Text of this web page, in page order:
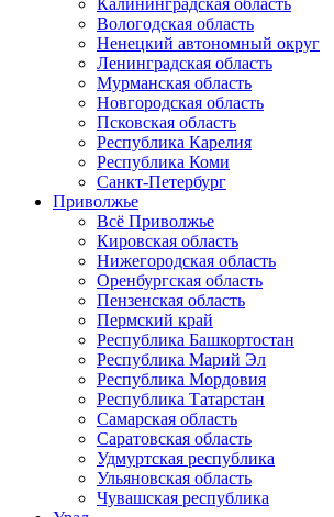
Калининградская область
Вологодская область
Ненецкий автономный округ
Ленинградская область
Мурманская область
Новгородская область
Псковская область
Республика Карелия
Республика Коми
Санкт-Петербург
Приволжье
Всё Приволжье
Кировская область
Нижегородская область
Оренбургская область
Пензенская область
Пермский край
Республика Башкортостан
Республика Марий Эл
Республика Мордовия
Республика Татарстан
Самарская область
Саратовская область
Удмуртская республика
Ульяновская область
Чувашская республика